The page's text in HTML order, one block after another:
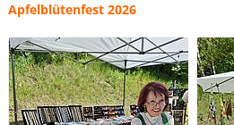
Apfelblütenfest 2026